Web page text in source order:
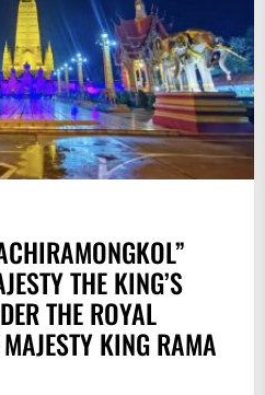
THE KING’S
THE ROYAL
KING RAMA